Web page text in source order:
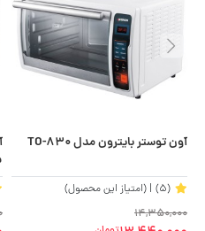
آون توستر بایترون مدل TO-830
(5)
| (امتیاز این محصول)
14,350,000